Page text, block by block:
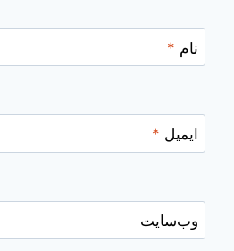
نام *
ایمیل *
وب‌سایت